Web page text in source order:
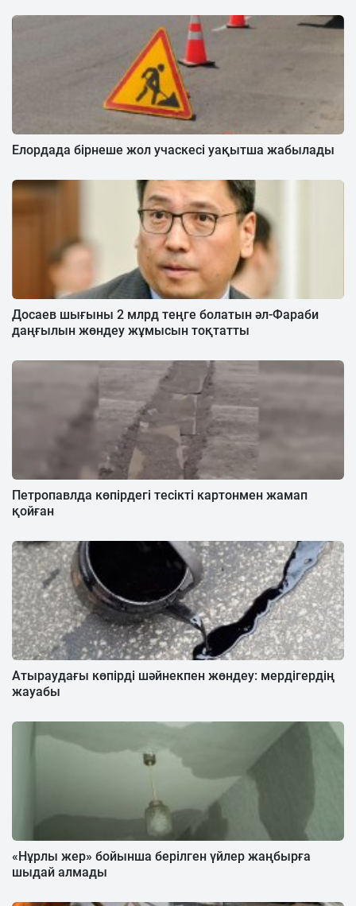
Елордада бірнеше жол учаскесі уақытша жабылады
Досаев шығыны 2 млрд теңге болатын әл-Фараби
даңғылын жөндеу жұмысын тоқтатты
Петропавлда көпірдегі тесікті картонмен жамап
қойған
Атыраудағы көпірді шәйнекпен жөндеу: мердігердің
жауабы
«Нұрлы жер» бойынша берілген үйлер жаңбырға
шыдай алмады